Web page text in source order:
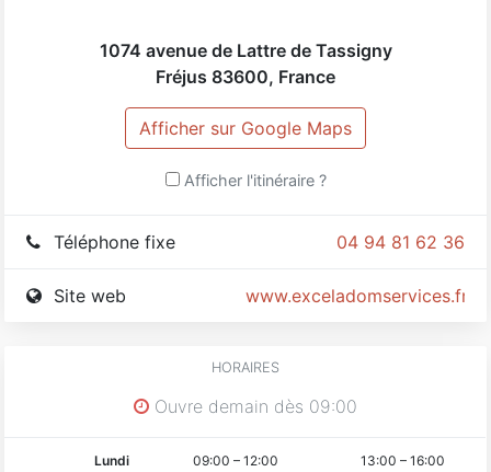
1074 avenue de Lattre de Tassigny
Fréjus 83600, France
Afficher sur Google Maps
Afficher l'itinéraire ?
04 94 81 62 36
Téléphone fixe
www.exceladomservices.fr
Site web
HORAIRES
Ouvre demain dès 09:00
Lundi 09:00 – 12:00 13:00 – 16:00